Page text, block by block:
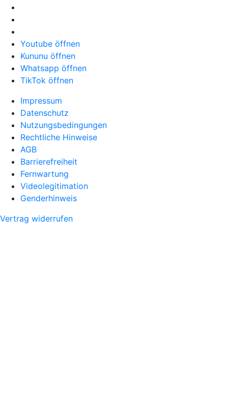
Youtube öffnen
Kununu öffnen
Whatsapp öffnen
TikTok öffnen
Impressum
Datenschutz
Nutzungsbedingungen
Rechtliche Hinweise
AGB
Barrierefreiheit
Fernwartung
Videolegitimation
Genderhinweis
Vertrag widerrufen